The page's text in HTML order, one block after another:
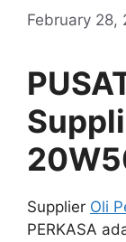
February 28,
Supplier Oli
PERKASA